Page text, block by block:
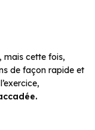
mais cette fois,
de façon rapide et